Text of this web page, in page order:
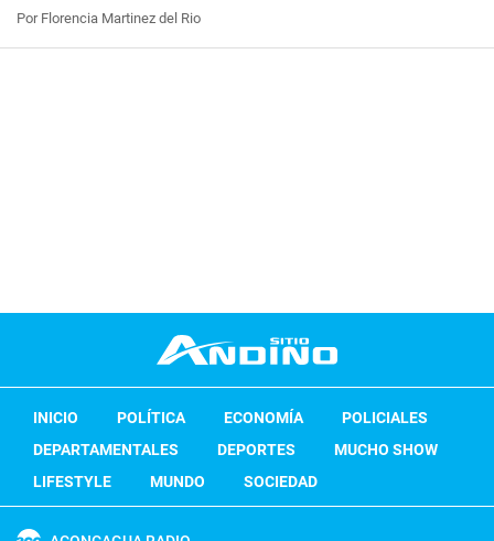
Por Florencia Martinez del Rio
INICIO POLÍTICA ECONOMÍA
POLICIALES
DEPARTAMENTALES
DEPORTES
MUCHO SHOW
LIFESTYLE
MUNDO SOCIEDAD